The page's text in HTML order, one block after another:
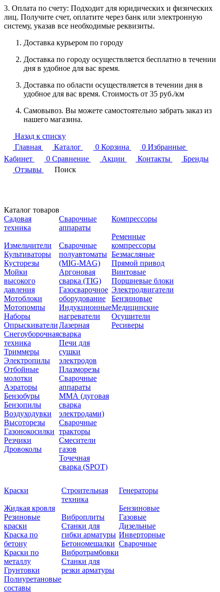
3. Оплата по счету: Подходит для юридических и физических
лиц. Получите счет, оплатите через банк или электронную
систему, указав все необходимые реквизиты.
Доставка курьером по городу
Доставка по городу осуществляется бесплатно в течении
дня в удобное для вас время.
Доставка по области осуществляется в течении дня в
удобное для вас время. Стоимость от 35 руб./км
Самовывоз. Вы можете самостоятельно забрать заказ из
нашего магазина.
Назад к списку
Главная
Каталог 0 Корзина 0 Избранные
Кабинет
0 Сравнение Акции Контакты
Бренды
Отзывы
Поиск
Каталог товаров
Садовая
техника
Измельчители
Культиваторы
Кусторезы
Мойки
высокого
давления
Мотоблоки
Мотопомпы
Наборы
Опрыскиватели
Снегоуборочная
техника
Триммеры
Электропилы
Отбойные
молотки
Аэраторы
Бензобуры
Бензопилы
Воздуходувки
Высоторезы
Газонокосилки
Резчики
Дровоколы
Сварочные
аппараты
Сварочные
полуавтоматы
(MIG-MAG)
Аргоновая
сварка (TIG)
Газосварочное
оборудование
Индукционные
нагреватели
Лазерная
сварка
Печи для
сушки
электродов
Плазморезы
Сварочные
аппараты
ММА (дуговая
сварка
электродами)
Сварочные
тракторы
Смесители
газов
Точечная
сварка (SPOT)
Компрессоры
Ременные
компрессоры
Безмасляные
Прямой привод
Винтовые
Поршневые блоки
Электродвигатели
Бензиновые
Медицинские
Осушители
Ресиверы
Краски
Жидкая кровля
Резиновые
краски
Краска по
бетону
Краски по
металлу
Грунтовки
Полиуретановые
составы
Строительная
техника
Виброплиты
Станки для
гибки арматуры
Бетономешалки
Вибротрамбовки
Станки для
резки арматуры
Генераторы
Бензиновые
Газовые
Дизельные
Инверторные
Сварочные